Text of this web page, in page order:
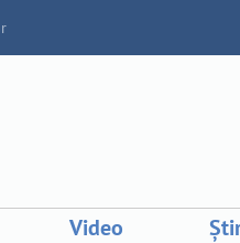
Video